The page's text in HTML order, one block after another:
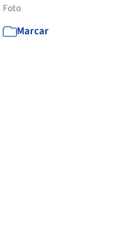
Foto
Marcar